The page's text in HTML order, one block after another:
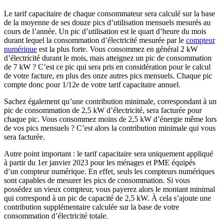
Le tarif capacitaire de chaque consommateur sera calculé sur la base
de la moyenne de ses douze pics d’utilisation mensuels mesurés au
cours de l’année. Un pic d’utilisation est le quart d’heure du mois
durant lequel la consommation d’électricité mesurée par le compteur
numérique est la plus forte. Vous consommez en général 2 kW
d’électricité durant le mois, mais atteignez un pic de consommation
de 7 kW ? C’est ce pic qui sera pris en considération pour le calcul
de votre facture, en plus des onze autres pics mensuels. Chaque pic
compte donc pour 1/12e de votre tarif capacitaire annuel.
Sachez également qu’une contribution minimale, correspondant à un
pic de consommation de 2,5 kW d’électricité, sera facturée pour
chaque pic. Vous consommez moins de 2,5 kW d’énergie même lors
de vos pics mensuels ? C’est alors la contribution minimale qui vous
sera facturée.
Autre point important : le tarif capacitaire sera uniquement appliqué
à partir du 1er janvier 2023 pour les ménages et PME équipés
d’un compteur numérique. En effet, seuls les compteurs numériques
sont capables de mesurer les pics de consommation. Si vous
possédez un vieux compteur, vous payerez alors le montant minimal
qui correspond à un pic de capacité de 2,5 kW. À cela s’ajoute une
contribution supplémentaire calculée sur la base de votre
consommation d’électricité totale.